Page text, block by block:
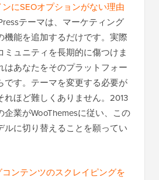
にSEOオプションがない理由
テーマは、マーケティング
機能を追加するだけです。実際
ミュニティを長期的に傷つけま
はあなたをそのプラットフォー
です。テーマを変更する必要が
れほど難しくありません。2013
業がWooThemesに従い、この
ルに切り替えることを願ってい
ンテンツのスクレイピングを